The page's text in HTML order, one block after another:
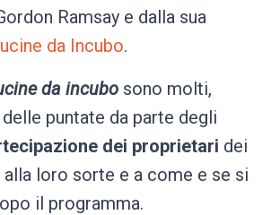
Ramsay e dalla sua
da Incubo.
da incubo sono molti,
puntate da parte degli
dei proprietari dei
loro sorte e a come e se si
il programma.